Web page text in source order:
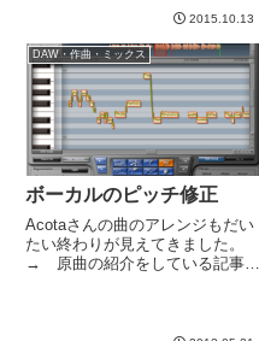
音数が多くなって賑やかになって
きます。それと反比例して、
iPhoneでの音量がどんどん下が
っていく。例えば、B'zを...
2015.10.13
DAW・作曲・ミックス
ボーカルのピッチ修正
Acotaさんの曲のアレンジもだい
たい終わりが見えてきました。
→ 原曲の紹介をしている記事ソ